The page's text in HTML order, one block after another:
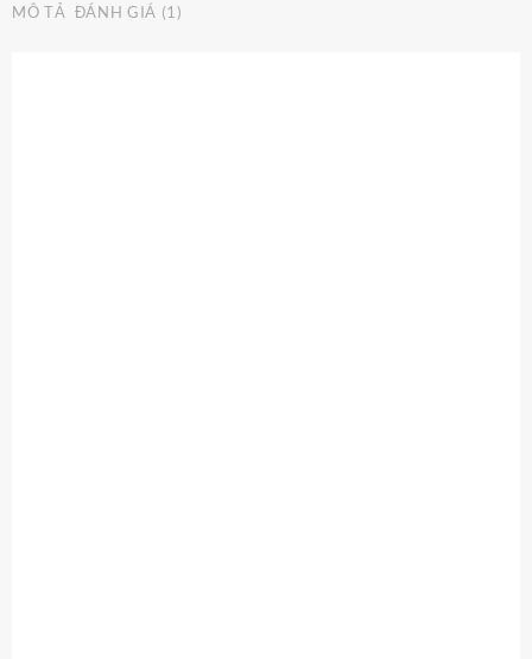
MÔ TẢ ĐÁNH GIÁ (1)